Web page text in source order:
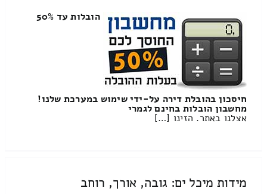
הובלות עד 50%
חיסכון בהובלת דירה על-ידי שימוש במערכת שלנו!
מחשבון הובלות בחינם לגמרי
אצלנו באתר. הזינו […]
מידות מיכל ים: גובה, אורך, רוחב